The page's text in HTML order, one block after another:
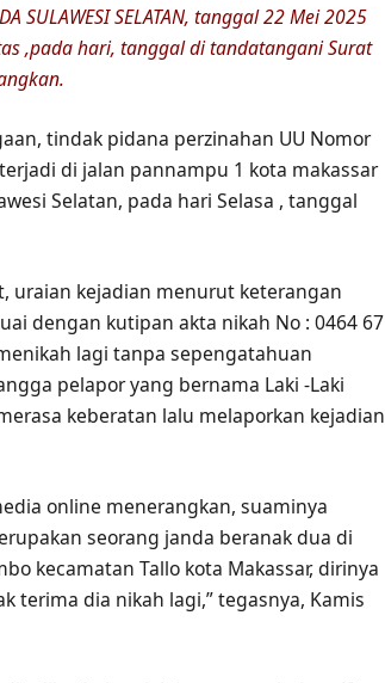
SULAWESI SELATAN, tanggal 22 Mei 2025
,pada hari, tanggal di tandatangani Surat
tindak pidana perzinahan UU Nomor
di jalan pannampu 1 kota makassar
Selatan, pada hari Selasa , tanggal
uraian kejadian menurut keterangan
dengan kutipan akta nikah No : 0464 67
lagi tanpa sepengatahuan
pelapor yang bernama Laki -Laki
keberatan lalu melaporkan kejadian
online menerangkan, suaminya
seorang janda beranak dua di
kecamatan Tallo kota Makassar, dirinya
terima dia nikah lagi,” tegasnya, Kamis